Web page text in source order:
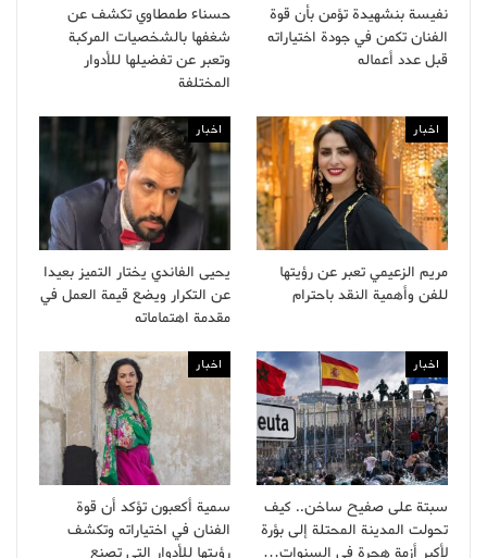
نفيسة بنشهيدة تؤمن بأن قوة
الفنان تكمن في جودة اختياراته
قبل عدد أعماله
حسناء طمطاوي تكشف عن
شغفها بالشخصيات المركبة
وتعبر عن تفضيلها للأدوار
المختلفة
اخبار
مريم الزعيمي تعبر عن رؤيتها
للفن وأهمية النقد باحترام
اخبار
يحيى الفاندي يختار التميز بعيدا
عن التكرار ويضع قيمة العمل في
مقدمة اهتماماته
اخبار
سبتة على صفيح ساخن.. كيف
تحولت المدينة المحتلة إلى بؤرة
لأكبر أزمة هجرة في السنوات…
اخبار
سمية أكعبون تؤكد أن قوة
الفنان في اختياراته وتكشف
رؤيتها للأدوار التي تصنع